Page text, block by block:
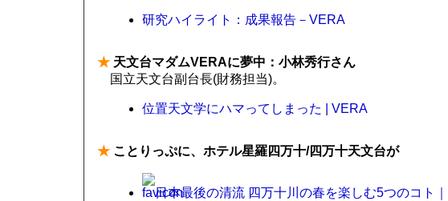
研究ハイライト：成果報告－VERA
★ 天文台マダムVERAに夢中：小林秀行さん
国立天文台副台長(財務担当)。
位置天文学にハマってしまった | VERA
★ ことりっぷに、ホテル星羅四万十/四万十天文台が
日本最後の清流 四万十川の春を楽しむ5つのコト